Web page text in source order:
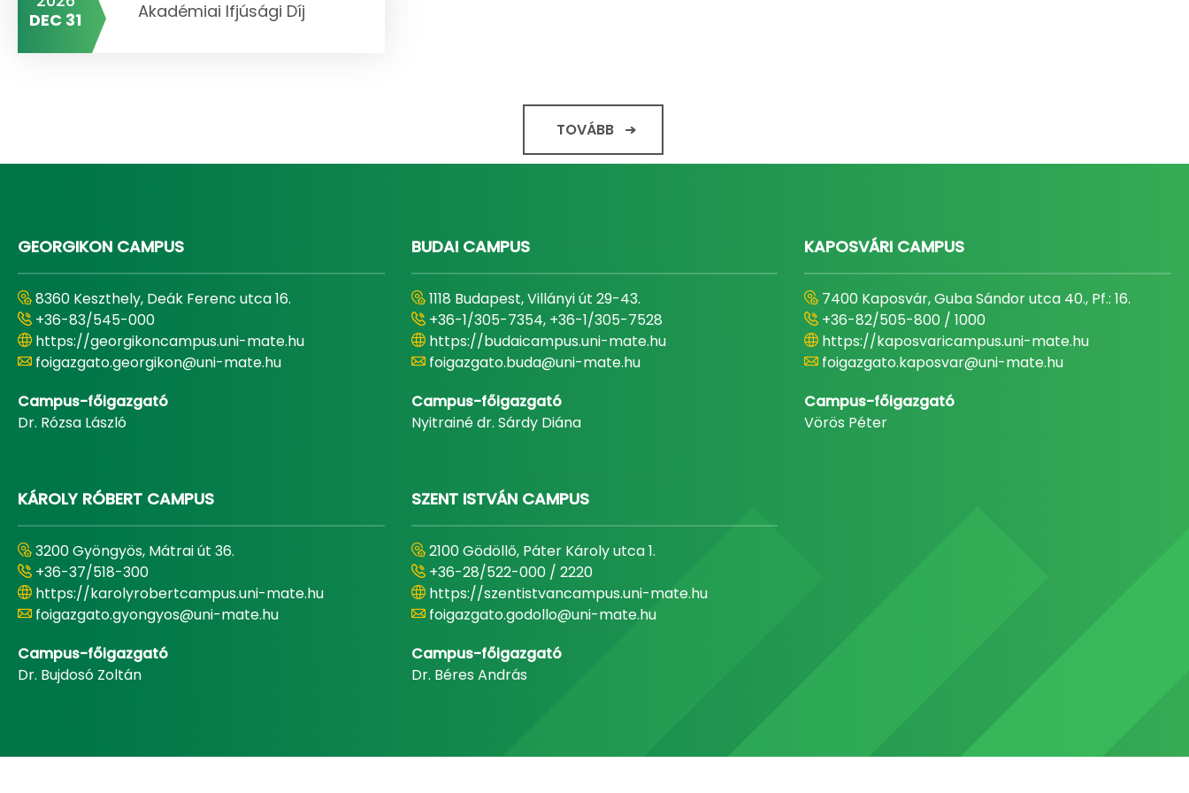
DEC 31
Akadémiai Ifjúsági Díj
TOVÁBB
GEORGIKON CAMPUS
8360 Keszthely, Deák Ferenc utca 16.
+36-83/545-000
https://georgikoncampus.uni-mate.hu
foigazgato.georgikon@uni-mate.hu
Campus-főigazgató
Dr. Rózsa László
BUDAI CAMPUS
1118 Budapest, Villányi út 29-43.
+36-1/305-7354, +36-1/305-7528
https://budaicampus.uni-mate.hu
foigazgato.buda@uni-mate.hu
Campus-főigazgató
Nyitrainé dr. Sárdy Diána
KAPOSVÁRI CAMPUS
7400 Kaposvár, Guba Sándor utca 40., Pf.: 16.
+36-82/505-800 / 1000
https://kaposvaricampus.uni-mate.hu
foigazgato.kaposvar@uni-mate.hu
Campus-főigazgató
Vörös Péter
KÁROLY RÓBERT CAMPUS
3200 Gyöngyös, Mátrai út 36.
+36-37/518-300
https://karolyrobertcampus.uni-mate.hu
foigazgato.gyongyos@uni-mate.hu
Campus-főigazgató
Dr. Bujdosó Zoltán
SZENT ISTVÁN CAMPUS
2100 Gödöllő, Páter Károly utca 1.
+36-28/522-000 / 2220
https://szentistvancampus.uni-mate.hu
foigazgato.godollo@uni-mate.hu
Campus-főigazgató
Dr. Béres András